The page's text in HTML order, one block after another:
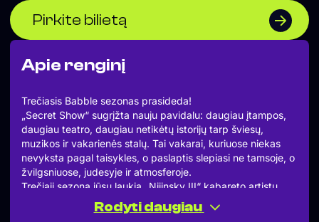
Apie renginį
Trečiasis Babble sezonas prasideda!
„Secret Show“ sugrįžta nauju pavidalu: daugiau įtampos,
daugiau teatro, daugiau netikėtų istorijų tarp šviesų,
muzikos ir vakarienės stalų. Tai vakarai, kuriuose niekas
nevyksta pagal taisykles, o paslaptis slepiasi ne tamsoje, o
žvilgsniuose, judesyje ir atmosferoje.
Trečiąjį sezoną jūsų laukia „Nijinsky III“ kabareto artistų
pasirodymai, netikėti susitikimai ir atmosfera, kurioje norisi
pasilikti ilgiau nei vienam vakarui.
Rodyti daugiau
Pirkite bilietą